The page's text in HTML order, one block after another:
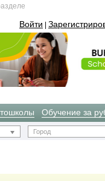
Войти
Обучение за
Город